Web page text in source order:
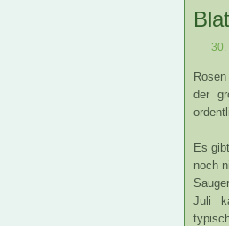
30.
der
Es
noch
Juli